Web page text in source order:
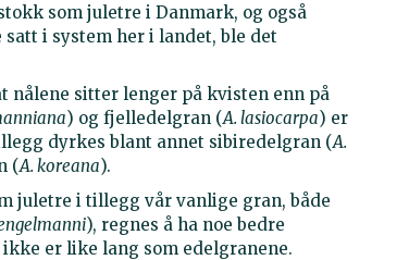
som juletre i Danmark, og også
i system her i landet, ble det
nålene sitter lenger på kvisten enn på
) og fjelledelgran (A. lasiocarpa) er
dyrkes blant annet sibiredelgran (A.
(A. koreana).
juletre i tillegg vår vanlige gran, både
), regnes å ha noe bedre
er like lang som edelgranene.